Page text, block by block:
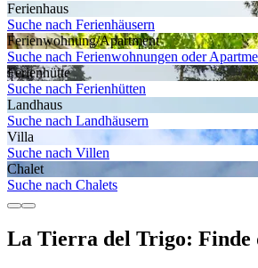
Ferienhaus
Suche nach Ferienhäusern
Ferienwohnung/Apartment
Suche nach Ferienwohnungen oder
Ferienhütte
Suche nach Ferienhütten
Landhaus
Suche nach Landhäusern
Villa
Suche nach Villen
Chalet
Suche nach Chalets
La Tierra del Trigo: Finde